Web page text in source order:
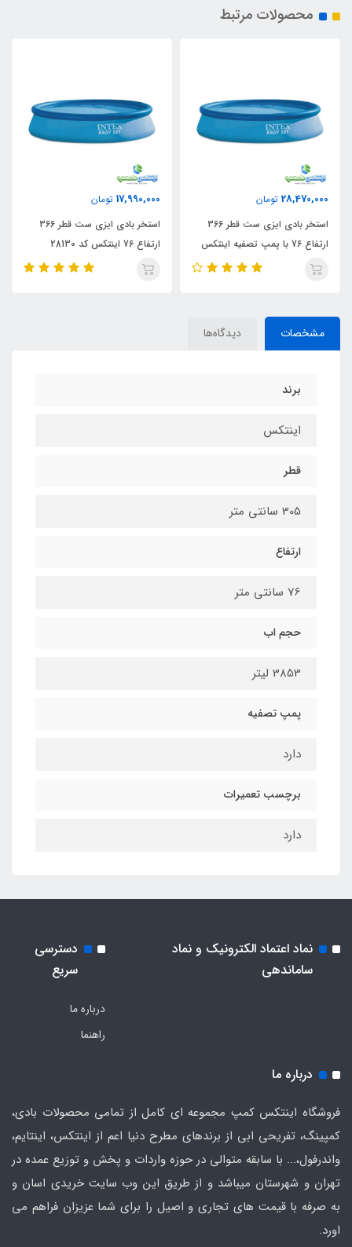
محصولات مرتبط
اینتکس
17,990,000
ارتفاع 76 اینتکس کد 28130
ناموجود
استخر بادی ایزی ست
183 ارتفاع 51 کد 28101
مشخصات دیدگاه‌ها
برند
اینتکس
قطر
305 سانتی متر
ارتفاع
76 سانتی متر
حجم اب
3853 لیتر
پمپ تصفیه
دارد
برچسب تعمیرات
دارد
نماد اعتماد الکترونیک و نماد
ساماندهی
دسترسی
سریع
درباره ما
راهنما
درباره ما
فروشگاه اینتکس کمپ مجموعه ای کامل از تمامی محصولات بادی،
کمپینگ، تفریحی ابی از برندهای مطرح دنیا اعم از اینتکس، اینتایم،
واندرفول،... با سابقه متوالی در حوزه واردات و پخش و توزیع عمده در
تهران و شهرستان میباشد و از طریق این وب سایت خریدی اسان و
به صرفه با قیمت های تجاری و اصیل را برای شما عزیزان فراهم می
اورد.